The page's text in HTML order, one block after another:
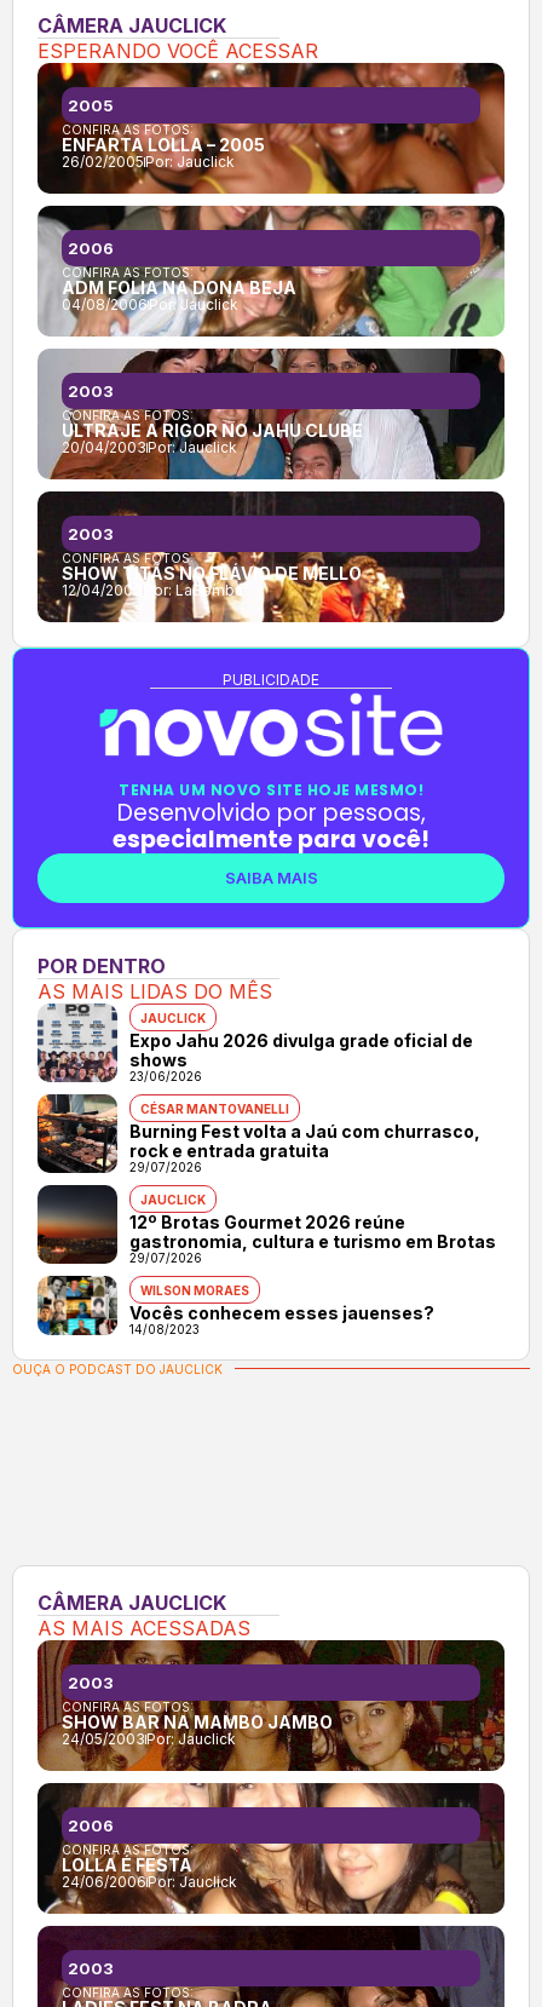
CÂMERA JAUCLICK
ESPERANDO VOCÊ ACESSAR
CONFIRA AS FOTOS:
ENFARTA LOLLA – 2005
26/02/2005Por: Jauclick
2005
CONFIRA AS FOTOS:
ADM FOLIA NA DONA BEJA
04/08/2006Por: Jauclick
2006
CONFIRA AS FOTOS:
ULTRAJE A RIGOR NO JAHU CLUBE
20/04/2003Por:Jauclick
2003
CONFIRA AS FOTOS:
SHOW TITÃS NO FLÁVIO DE MELLO
12/04/2003 Por:LaBomba
2003
PUBLICIDADE
TENHA UM NOVO SITE HOJE MESMO!
Desenvolvido por pessoas,
especialmente para você!
SAIBA MAIS
POR DENTRO
AS MAIS LIDAS DO MÊS
JAUCLICK
Expo Jahu 2026 divulga grade oficial de
shows
23/06/2026
CÉSAR MANTOVANELLI
Burning Fest volta a Jaú com churrasco,
rock e entrada gratuita
29/07/2026
JAUCLICK
12º Brotas Gourmet 2026 reúne
gastronomia, cultura e turismo em Brotas
29/07/2026
WILSON MORAES
Vocês conhecem esses jauenses?
14/08/2023
OUÇA O PODCAST DO JAUCLICK
CÂMERA JAUCLICK
AS MAIS ACESSADAS
CONFIRA AS FOTOS:
SHOW BAR NA MAMBO JAMBO
24/05/2003Por:Jauclick
2003
CONFIRA AS FOTOS:
LOLLA É FESTA
24/06/2006Por:Jauclick
2006
CONFIRA AS FOTOS:
2003